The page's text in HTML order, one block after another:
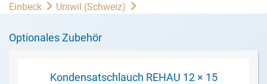
Einbeck
Urswil (Schweiz)
Optionales Zubehör
Kondensatschlauch REHAU 12 × 15